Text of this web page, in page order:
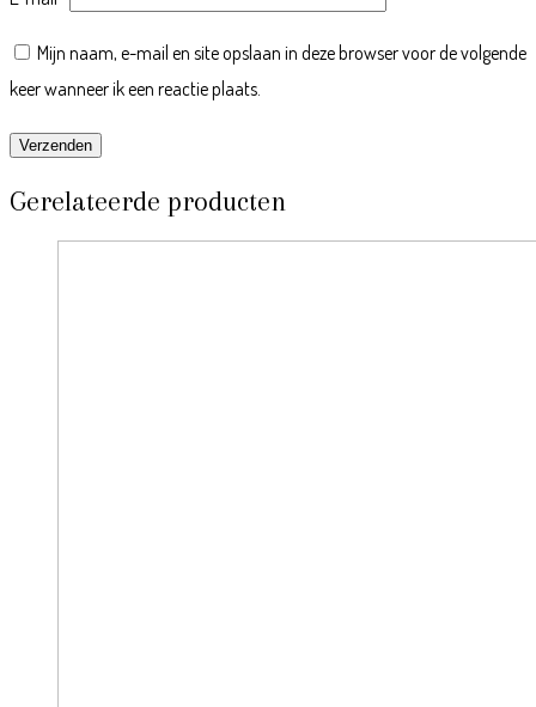
Mijn naam, e-mail en site opslaan in deze browser voor de volgende
keer wanneer ik een reactie plaats.
Gerelateerde producten